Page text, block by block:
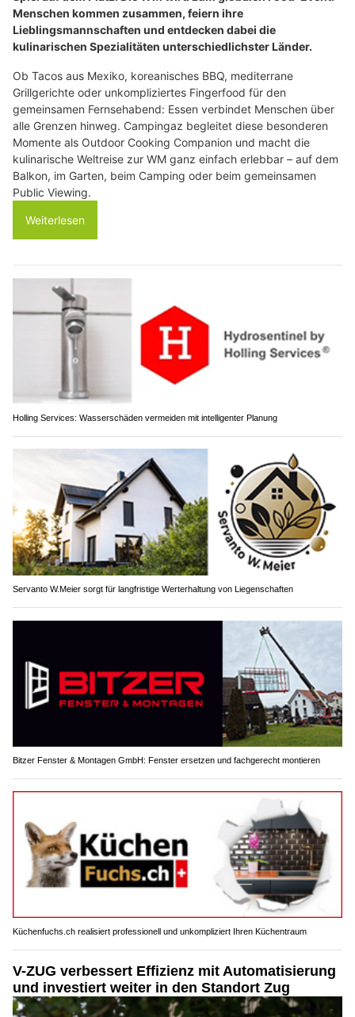
Menschen kommen zusammen, feiern ihre
Lieblingsmannschaften und entdecken dabei die
kulinarischen Spezialitäten unterschiedlichster Länder.
Ob Tacos aus Mexiko, koreanisches BBQ, mediterrane
Grillgerichte oder unkompliziertes Fingerfood für den
gemeinsamen Fernsehabend: Essen verbindet Menschen über
alle Grenzen hinweg. Campingaz begleitet diese besonderen
Momente als Outdoor Cooking Companion und macht die
kulinarische Weltreise zur WM ganz einfach erlebbar – auf dem
Balkon, im Garten, beim Camping oder beim gemeinsamen
Public Viewing.
Weiterlesen
Holling Services: Wasserschäden vermeiden mit intelligenter Planung
Servanto W.Meier sorgt für langfristige Werterhaltung von Liegenschaften
Bitzer Fenster & Montagen GmbH: Fenster ersetzen und fachgerecht montieren
Küchenfuchs.ch realisiert professionell und unkompliziert Ihren Küchentraum
V-ZUG verbessert Effizienz mit Automatisierung
und investiert weiter in den Standort Zug